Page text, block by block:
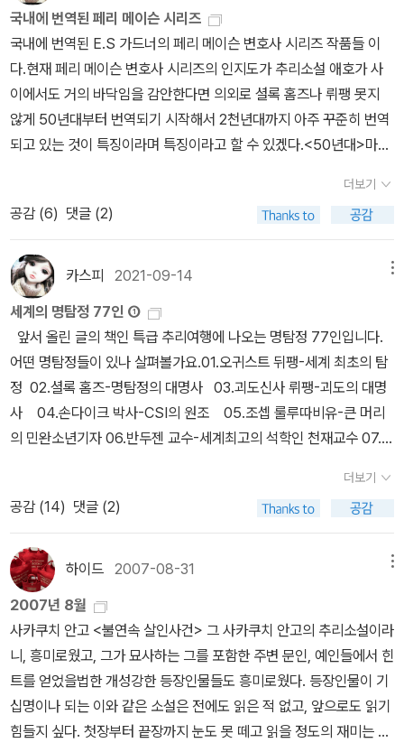
로드 안에 손톱을 감춘듯한 요부 이바 글리핀이다. 사건에 기민하고
억울하게 대응하는 페리 메이슨과 그의 유능한 비서 델라 스트리트
콤비는 이 책을 읽는 가장 큰 재미 중 하나일 것이다. 이 작품에서의
델라는 꽤나 갈팡질팡하는 모습을 보여주어 페리 메이슨 시리즈의 안
티를 양상할법도 하지만 말이다. 캐릭터라기 보다는 사건 진행을 설
명하기 위한 수단인 여비서 델라라던가, 어린척 하며 입만 열면 거짓
더 한심할 수 없다' 인 것은 사실이지만, 정말 말그대로 술술 넘어가는
책이니, 가끔 불량식품 먹는 기분으로 읽어주고 싶을 때가 있는 것이
다. 작가가 작품을 삼일만에 썼네, 사일만에 썼네 할때 독자의 반응은
'대단해!'이거나 '역시!' 둘 중 하나일텐데, 얼 스텐리 가드너가 사일만
에 썼다는 이 작품에 대한 평가는 이 책을 읽는 독자에게 맞긴다. 이
책의 빼 놓을 수 없는 좋은 점은 책 뒷편에 '카가미'라는 (아마도 일본
인) 평론가의 얼 스텐리 가드너론이 나와 있는 것인데, 이것이 꽤
나 알차다. 그것을 읽고 얼 스텐리 가드너를 덜 미워하기로 했다.
국내에 번역된 페리 메이슨 시리즈
국내에 번역된 E.S 가드너의 페리 메이슨 변호사 시리즈 작품들 이
다.현재 페리 메이슨 변호사 시리즈의 인지도가 추리소설 애호가 사
이에서도 거의 바닥임을 감안한다면 의외로 셜록 홈즈나 뤼팽 못지
않게 50년대부터 번역되기 시작해서 2천년대까지 아주 꾸준히 번역
되고 있는 것이 특징이라며 특징이라고 할 수 있겠다.<50년대>마의
1년The Case of the Curious Bride -기묘한 신부 추정)-신생대
중문고정직한 피고(1961년 he Case of the Negligent Nymph)-
신생대중문고비로드의 손톱(1962년)-문선각 세계명작추리문학전
집 7권ㅂ비로오드의 손톱(1962년)-보진재 세계추리소설명작전집
5권렉스터가의 후예(1966년)-양문사영원한 도망자(1966년)-양문
사고독한 여상속인(1966년)-양문사외 추가 2권<70년대>토라진
아가씨(1974년)-하서추리문고빌로오도의 손톱(1977년)-동서추리
문고페르시아 고양이(1977년)-동서추리문고기묘한 신부(1977년)
-동서추리문고 대담한 의혹(1978년)삼중당 추리문고<80년대>주
인없는 지문(1980년 원제 고독한 여상속인)-일광사심야의 총성(19
80년 원제 영원한 도망자)-일광사검은 유혹(1980년원제 대다한 유
혹)-일광사환상의 재난(1986년 원제불명)-진화당말더듬이 주교(19
86년)-자유추리문고기묘한 신부(1988년)- 일신 추리문고행운의
고양이(1988년)-문공사제3의 공포(원제:오리익사사건)-엠마뉴엘
출판사<90년대>미녀의 다리(1992년원제 행운의 다리미녀)=세진
출판사예정된 살인(1992년 원제 의안살인사건)-세진출판사무서운
사람들(1992년원제 토라진 아가씨)-세진출판사막대한 유산(1992
년 원제 관리인의 고양이)-세진출판사토라진 아가씨(1992년)-해문
세게추리 수작선<이천년대>말더듬이 주교(2003년)-동서DMB기
묘한 신부(2003년)-동서DMB비로드의 손톱(2003년)-동서DMB
토라진 아가씨(2004년)-해문베스트7벨벳속의 발톱(2022년)-엘
더보기
공감 (6) 댓글 (2)
카스피 2021-09-14
세계의 명탐정 77인 ①
앞서 올린 글의 책인 특급 추리여행에 나오는 명탐정 77인입니다.
어떤 명탐정들이 있나 살펴볼가요.01.오귀스트 뒤팽-세계 최초의 탐
정 02.셜록 홈즈-명탐정의 대명사 03.괴도신사 뤼팽-괴도의 대명
사 04.손다이크 박사-CSI의 원조 05.조셉 룰루따비유-큰 머리
의 민완소년기자 06.반두젠 교수-세계최고의 석학인 천재교수 07.브
탐정 09.에르큘 포와르-셜록홈즈와 쌍벽을 이루는 벨기에 명탐정 1
0.프렌치 경감-알라비아 타파의 명수 11.사이먼 템플러-뤼팽에 버금
가는 성자 도둑 12..엘러리 퀸-미국을 대표하는 황금시대 본격추리를
대표적 명탐정 13.미스 마플 14.도르리 레인-귀머러기 명탐
정 15.페리 메이슨-법정 추리물의 대표적인 탐정인 파이터형 변호
사 16.존 J 멀룬 17.긴다이치 고오스케-소년탐정 김전일의 할아버
지 18.제임스 본드-스파이의 대명사 19.스티브 카렐라-87
분서의 대표형사 20.메이비스 세들리츠 1~20까지 선정된 명탐
정중에서 국내에 번역되지 않은 명탐정은 사이먼 템플러와 존 J멀룬
그리고 메이비스 세들리트 3명이네요.이중 영화로 나온 사이먼 템플
러를 제외한 나머지 2명은 정말 모르겠네요.아무튼 셜록홈즈나 뤼팽
더보기
공감 (14) 댓글 (2)
하이드 2007-08-31
2007년 8월
사카쿠치 안고 <불연속 살인사건> 그 사카쿠치 안고의 추리소설이라
니, 흥미로웠고, 그가 묘사하는 그를 포함한 주변 문인, 예인들에서 힌
트를 얻었을법한 개성강한 등장인물들도 흥미로웠다. 등장인물이 기
십명이나 되는 이와 같은 소설은 전에도 읽은 적 없고, 앞으로도 읽기
힘들지 싶다. 첫장부터 끝장까지 눈도 못 떼고 읽을 정도의 재미는 아